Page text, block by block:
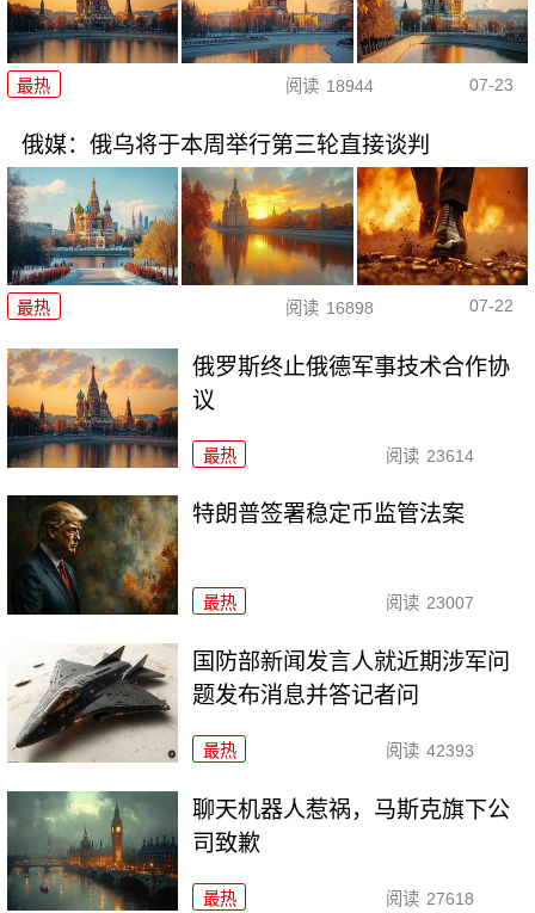
最热 阅读 18944 07-23
俄媒：俄乌将于本周举行第三轮直接谈判
最热 阅读 16898 07-22
俄罗斯终止俄德军事技术合作协
议
最热 阅读 23614
特朗普签署稳定币监管法案
最热 阅读 23007
国防部新闻发言人就近期涉军问
题发布消息并答记者问
最热 阅读 42393
聊天机器人惹祸，马斯克旗下公
司致歉
最热 阅读 27618